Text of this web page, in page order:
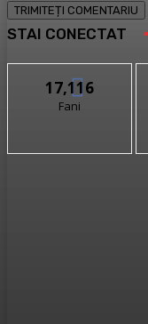
STAI CONECTAT
17,116
Fani